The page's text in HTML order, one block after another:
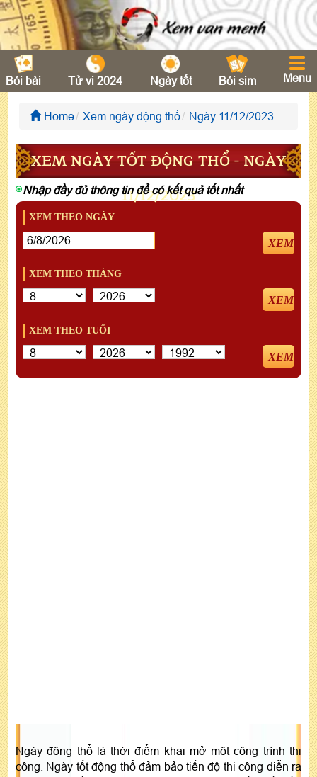
Bói bài Tử vi 2024 Ngày tốt Bói sim Menu
Home Xem ngày động thổ Ngày 11/12/2023
XEM NGÀY TỐT ĐỘNG THỔ - NGÀY
11/12/2023
Nhập đầy đủ thông tin để có kết quả tốt nhất
XEM THEO NGÀY
XEM
XEM THEO THÁNG
XEM
XEM THEO TUỔI
XEM
Ngày động thổ là thời điểm khai mở một công trình thi
công. Ngày tốt động thổ đảm bảo tiến độ thi công diễn ra